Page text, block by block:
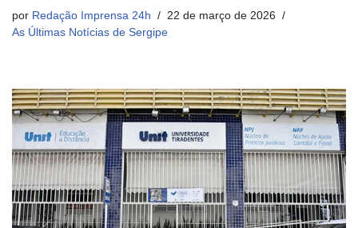
por Redação Imprensa 24h
22 de março de 2026
As Últimas Notícias de Sergipe